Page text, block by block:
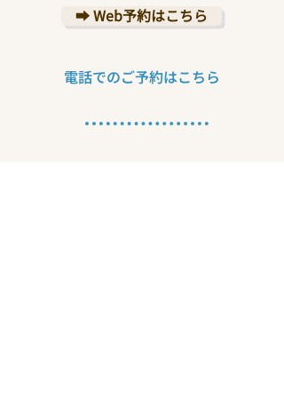
➡ Web予約はこちら
​電話でのご予約はこちら